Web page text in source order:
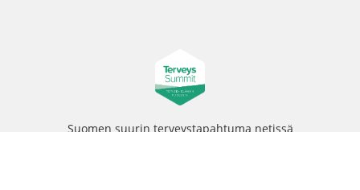
Suomen suurin terveystapahtuma netissä